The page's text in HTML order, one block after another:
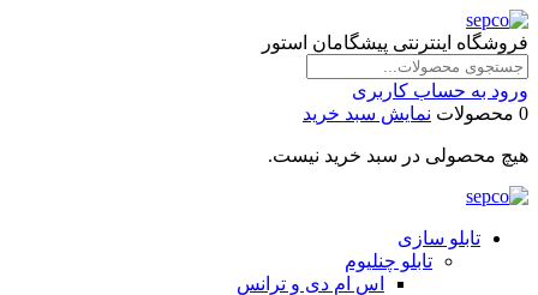
فروشگاه اینترنتی پیشگامان استور
ورود به حساب کاربری
0 محصولات
نمایش سبد خرید
هیچ محصولی در سبد خرید نیست.
تابلو سازی
تابلو چنلیوم
اس ام دی و ترانس